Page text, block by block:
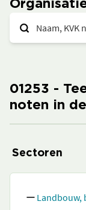
01253 -
noten in
Sectoren
Landbouw,